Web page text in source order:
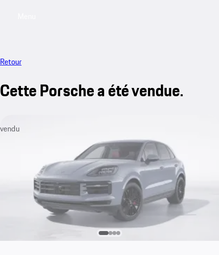
Retour
Cette Porsche a été vendue.
vendu